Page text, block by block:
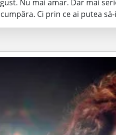
Nu mai amar. Dar mai
Ci prin ce ai putea